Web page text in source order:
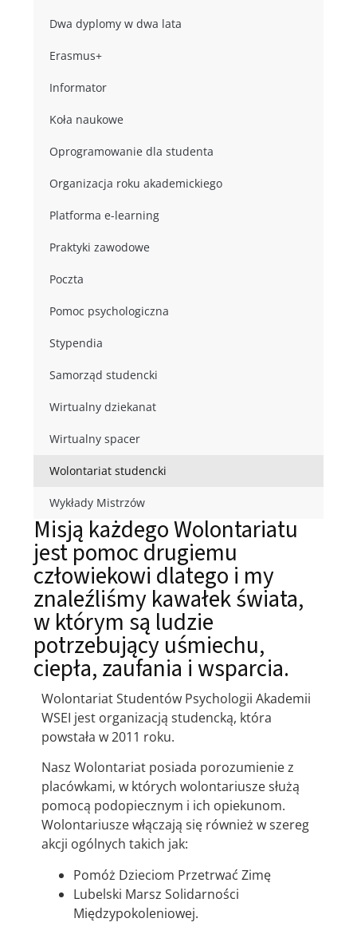
Dwa dyplomy w dwa lata
Erasmus+
Informator
Koła naukowe
Oprogramowanie dla studenta
Organizacja roku akademickiego
Platforma e-learning
Praktyki zawodowe
Poczta
Pomoc psychologiczna
Stypendia
Samorząd studencki
Wirtualny dziekanat
Wirtualny spacer
Wolontariat studencki
Wykłady Mistrzów
Misją każdego Wolontariatu
jest pomoc drugiemu
człowiekowi dlatego i my
znaleźliśmy kawałek świata,
w którym są ludzie
potrzebujący uśmiechu,
ciepła, zaufania i wsparcia.
Wolontariat Studentów Psychologii Akademii
WSEI jest organizacją studencką, która
powstała w 2011 roku.
Nasz Wolontariat posiada porozumienie z
placówkami, w których wolontariusze służą
pomocą podopiecznym i ich opiekunom.
Wolontariusze włączają się również w szereg
akcji ogólnych takich jak:
Pomóż Dzieciom Przetrwać Zimę
Lubelski Marsz Solidarności
Międzypokoleniowej.